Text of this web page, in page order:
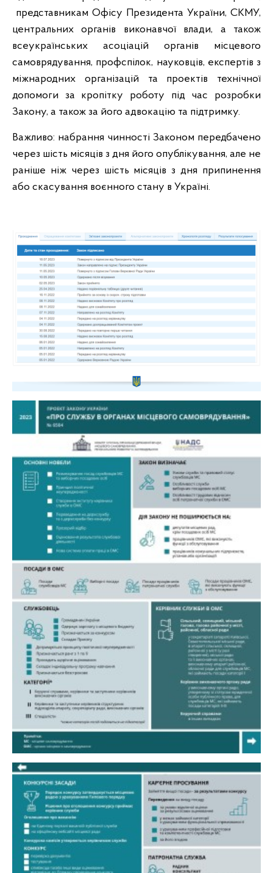
представникам Офісу Президента України, СКМУ,
центральних органів виконавчої влади, а також
всеукраїнських асоціацій органів місцевого
самоврядування, профспілок, науковців, експертів з
міжнародних організацій та проектів технічної
допомоги за кропітку роботу під час розробки
Закону, а також за його адвокацію та підтримку.
Важливо: набрання чинності Законом передбачено
через шість місяців з дня його опублікування, але не
раніше ніж через шість місяців з дня припинення
або скасування воєнного стану в Україні.